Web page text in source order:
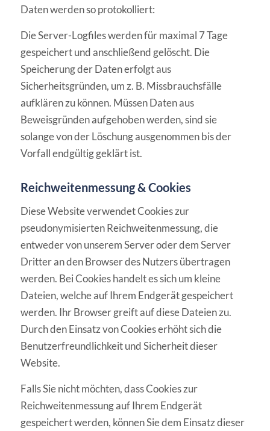
Daten werden so protokolliert:
Die Server-Logfiles werden für maximal 7 Tage
gespeichert und anschließend gelöscht. Die
Speicherung der Daten erfolgt aus
Sicherheitsgründen, um z. B. Missbrauchsfälle
aufklären zu können. Müssen Daten aus
Beweisgründen aufgehoben werden, sind sie
solange von der Löschung ausgenommen bis der
Vorfall endgültig geklärt ist.
Reichweitenmessung & Cookies
Diese Website verwendet Cookies zur
pseudonymisierten Reichweitenmessung, die
entweder von unserem Server oder dem Server
Dritter an den Browser des Nutzers übertragen
werden. Bei Cookies handelt es sich um kleine
Dateien, welche auf Ihrem Endgerät gespeichert
werden. Ihr Browser greift auf diese Dateien zu.
Durch den Einsatz von Cookies erhöht sich die
Benutzerfreundlichkeit und Sicherheit dieser
Website.
Falls Sie nicht möchten, dass Cookies zur
Reichweitenmessung auf Ihrem Endgerät
gespeichert werden, können Sie dem Einsatz dieser